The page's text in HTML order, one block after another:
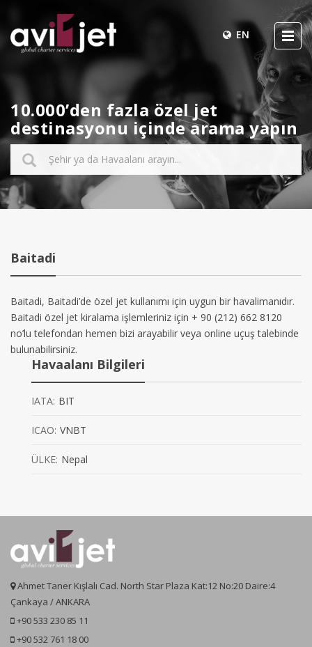
EN
10.000’den fazla özel jet
destinasyonu içinde arama yapın
Baitadi
Baitadi, Baitadi’de özel jet kullanımı için uygun bir havalimanıdır.
Baitadi özel jet kiralama işlemleriniz için + 90 (212) 662 8120
no’lu telefondan hemen bizi arayabilir veya online uçuş talebinde
bulunabilirsiniz.
Havaalanı Bilgileri
IATA: BIT
ICAO: VNBT
ÜLKE: Nepal
Ahmet Taner Kışlalı Cad. North Star Plaza Kat:12 No:20 Daire:4
Çankaya / ANKARA
+90 533 230 85 11
+90 532 761 18 00